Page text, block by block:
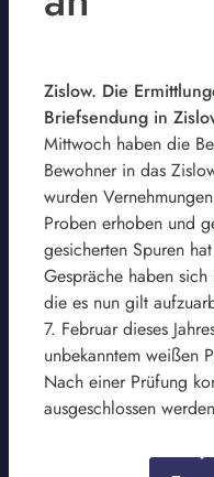
Zislow. Die
Briefsendung in
Mittwoch haben die
Bewohner in das
wurden
Proben erhoben und
gesicherten Spuren
Gespräche haben
die es nun gilt
7. Februar dieses
unbekanntem weißen
Nach einer Prüfung
ausgeschlossen